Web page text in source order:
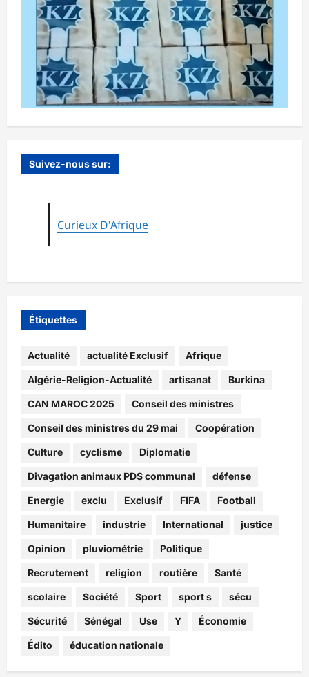
Suivez-nous sur:
Curieux D'Afrique
Étiquettes
Actualité actualité Exclusif Afrique
Algérie-Religion-Actualité artisanat Burkina
CAN MAROC 2025 Conseil des ministres
Conseil des ministres du 29 mai Coopération
Culture cyclisme Diplomatie
Divagation animaux PDS communal défense
Energie exclu Exclusif FIFA Football
Humanitaire industrie International justice
Opinion pluviométrie Politique
Recrutement religion routière Santé
scolaire Société Sport sport s sécu
Sécurité Sénégal Use Y Économie
Édito éducation nationale